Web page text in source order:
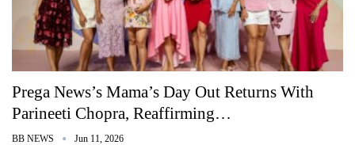
Prega News’s Mama’s Day Out Returns With
Parineeti Chopra, Reaffirming…
BB NEWS Jun 11, 2026